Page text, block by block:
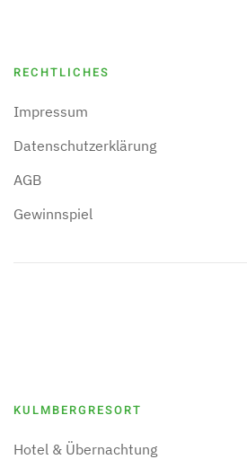
RECHTLICHES
Impressum
Datenschutzerklärung
AGB
Gewinnspiel
KULMBERGRESORT
Hotel & Übernachtung